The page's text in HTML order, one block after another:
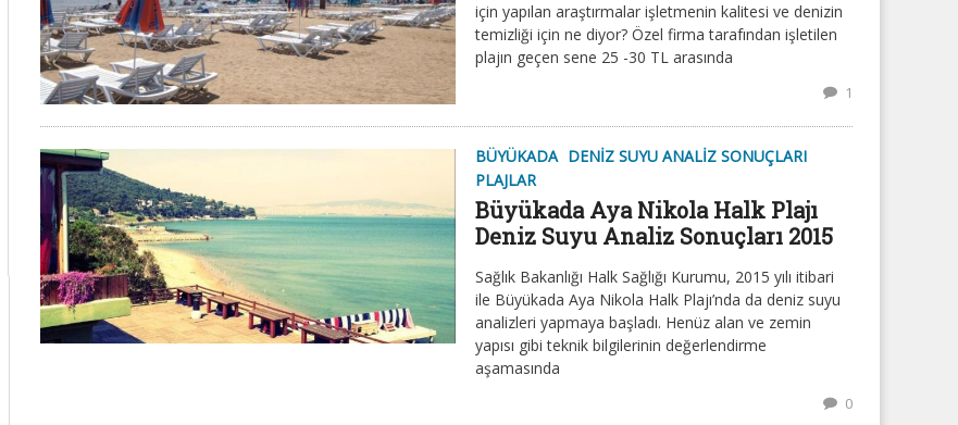
için yapılan araştırmalar işletmenin kalitesi ve denizin
temizliği için ne diyor? Özel firma tarafından işletilen
plajın geçen sene 25 -30 TL arasında
1
BÜYÜKADA DENIZ SUYU ANALIZ SONUÇLARI
PLAJLAR
Büyükada Aya Nikola Halk Plajı
Deniz Suyu Analiz Sonuçları 2015
Sağlık Bakanlığı Halk Sağlığı Kurumu, 2015 yılı itibari
ile Büyükada Aya Nikola Halk Plajı’nda da deniz suyu
analizleri yapmaya başladı. Henüz alan ve zemin
yapısı gibi teknik bilgilerinin değerlendirme
aşamasında
0